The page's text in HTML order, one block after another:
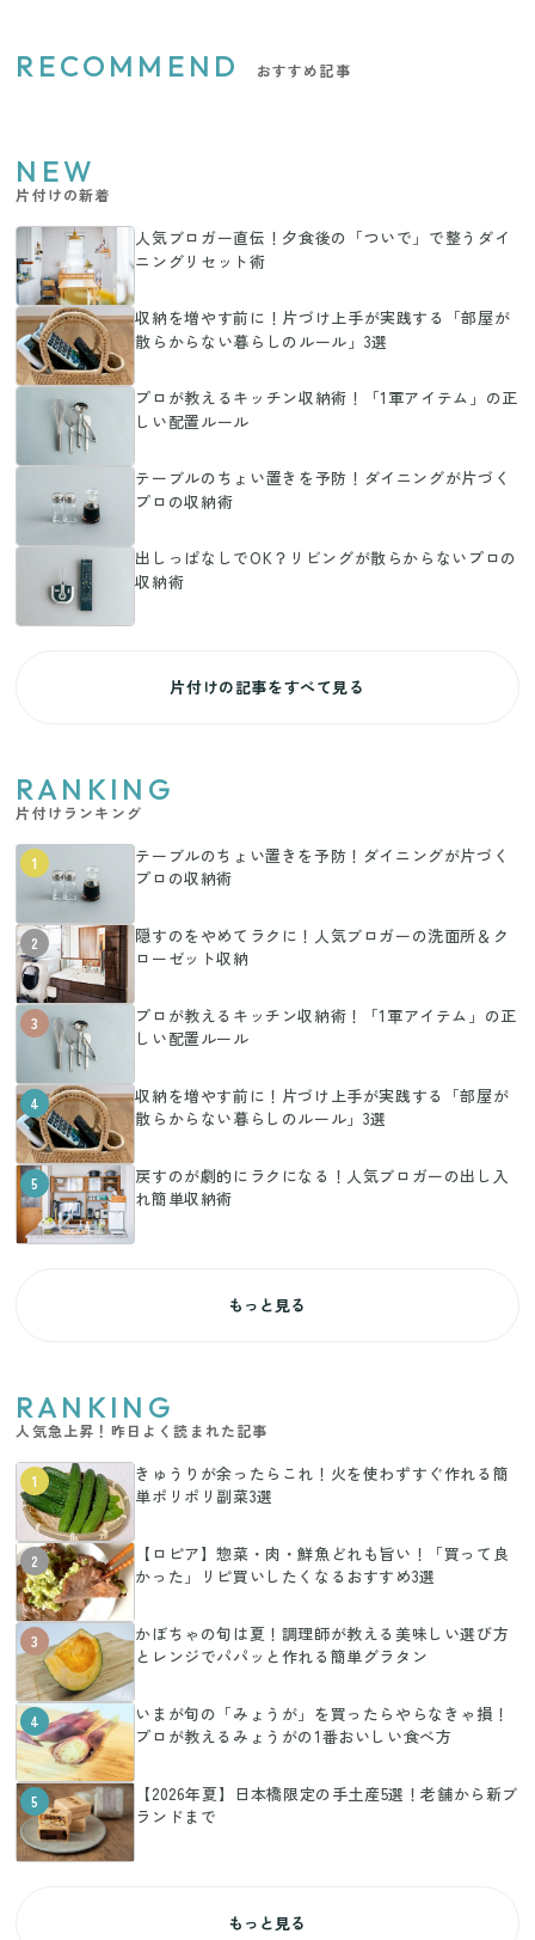
RECOMMEND おすすめ記事
NEW
片付けの新着
人気ブロガー直伝！夕食後の「ついで」で整うダイ
ニングリセット術
収納を増やす前に！片づけ上手が実践する「部屋が
散らからない暮らしのルール」3選
プロが教えるキッチン収納術！「1軍アイテム」の正
しい配置ルール
テーブルのちょい置きを予防！ダイニングが片づく
プロの収納術
出しっぱなしでOK？リビングが散らからないプロの
収納術
片付けの記事をすべて見る
RANKING
片付けランキング
1
テーブルのちょい置きを予防！ダイニングが片づく
プロの収納術
2
隠すのをやめてラクに！人気ブロガーの洗面所＆ク
ローゼット収納
3
プロが教えるキッチン収納術！「1軍アイテム」の正
しい配置ルール
4
収納を増やす前に！片づけ上手が実践する「部屋が
散らからない暮らしのルール」3選
5
戻すのが劇的にラクになる！人気ブロガーの出し入
れ簡単収納術
もっと見る
RANKING
人気急上昇！昨日よく読まれた記事
1
きゅうりが余ったらこれ！火を使わずすぐ作れる簡
単ポリポリ副菜3選
2
【ロピア】惣菜・肉・鮮魚どれも旨い！「買って良
かった」リピ買いしたくなるおすすめ3選
3
かぼちゃの旬は夏！調理師が教える美味しい選び方
とレンジでパパッと作れる簡単グラタン
4
いまが旬の「みょうが」を買ったらやらなきゃ損！
プロが教えるみょうがの1番おいしい食べ方
5
【2026年夏】日本橋限定の手土産5選！老舗から新ブ
ランドまで
もっと見る